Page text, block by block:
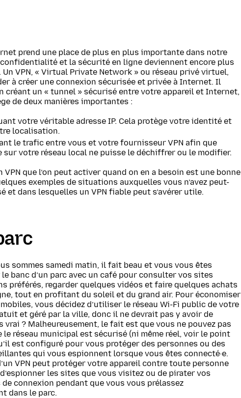
prend une place de plus en plus importante dans notre
et la sécurité en ligne deviennent encore plus
VPN, « Virtual Private Network » ou réseau privé virtuel,
à créer une connexion sécurisée et privée à Internet. Il
créant un « tunnel » sécurisé entre votre appareil et Internet,
de deux manières importantes :
votre véritable adresse IP. Cela protège votre identité et
localisation.
le trafic entre vous et votre fournisseur VPN afin que
sur votre réseau local ne puisse le déchiffrer ou le modifier.
VPN que l’on peut activer quand on en a besoin est une bonne
exemples de situations auxquelles vous n’avez peut-
et dans lesquelles un VPN fiable peut s’avérer utile.
sommes samedi matin, il fait beau et vous vous êtes
banc d’un parc avec un café pour consulter vos sites
préférés, regarder quelques vidéos et faire quelques achats
tout en profitant du soleil et du grand air. Pour économiser
vous décidez d’utiliser le réseau Wi-Fi public de votre
et géré par la ville, donc il ne devrait pas y avoir de
vrai ? Malheureusement, le fait est que vous ne pouvez pas
le réseau municipal est sécurisé (ni même réel, voir le point
est configuré pour vous protéger des personnes ou des
qui vous espionnent lorsque vous êtes connecté·e.
VPN peut protéger votre appareil contre toute personne
les sites que vous visitez ou de pirater vos
connexion pendant que vous vous prélassez
dans le parc.